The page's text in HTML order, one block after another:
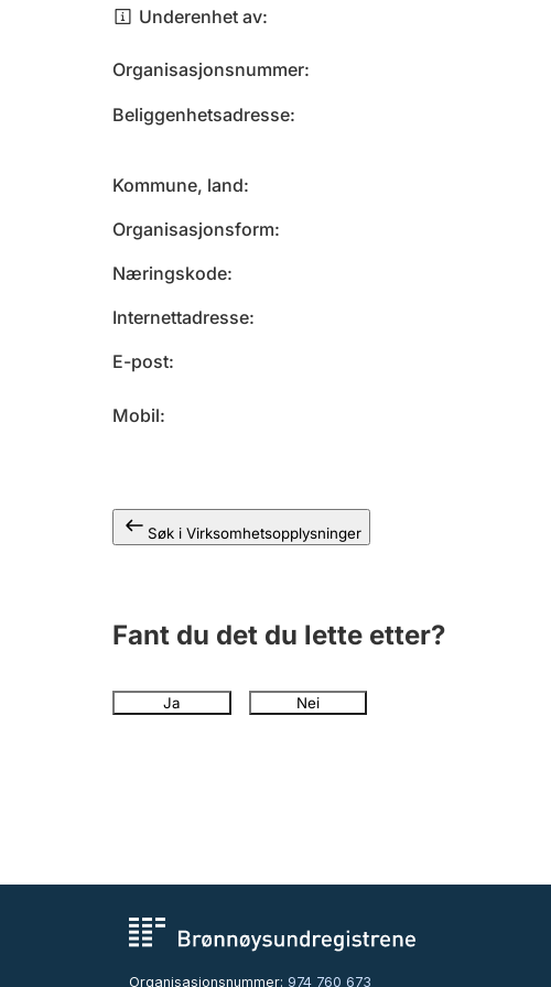
Underenhet av
Organisasjonsnummer
Beliggenhetsadresse
Kommune, land
Organisasjonsform
Næringskode
Internettadresse
E-post
Mobil
Søk i Virksomhetsopplysninger
Fant du det du lette etter?
Ja Nei
Organisasjonsnummer: 974 760 673